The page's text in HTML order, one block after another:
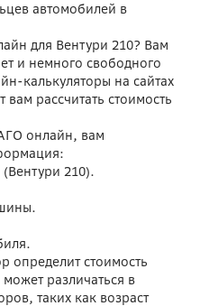
автомобилей в
для Вентури 210? Вам
и немного свободного
калькуляторы на сайтах
рассчитать стоимость
онлайн, вам
210).
определит стоимость
различаться в
таких как возраст